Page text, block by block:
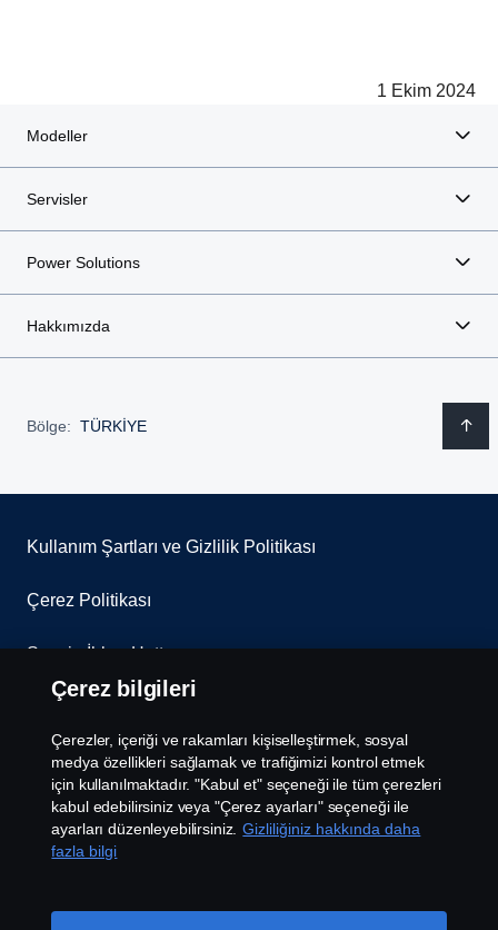
1 Ekim 2024
Modeller
Servisler
Power Solutions
Hakkımızda
Bölge: TÜRKİYE
Kullanım Şartları ve Gizlilik Politikası
Çerez Politikası
Scania İhbar Hattı
Scania Çerez Politikası
Scania Aydınlatma Metni
Çerez Ayarları
Çerez bilgileri
Çerezler, içeriği ve rakamları kişiselleştirmek, sosyal
medya özellikleri sağlamak ve trafiğimizi kontrol etmek
için kullanılmaktadır. "Kabul et" seçeneği ile tüm çerezleri
kabul edebilirsiniz veya "Çerez ayarları" seçeneği ile
ayarları düzenleyebilirsiniz. Gizliliğiniz hakkında daha
fazla bilgi